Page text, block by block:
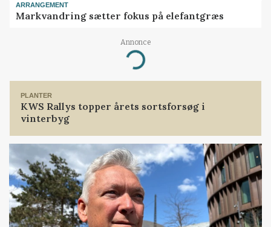
ARRANGEMENT
Markvandring sætter fokus på elefantgræs
Annonce
Loading...
PLANTER
KWS Rallys topper årets sortsforsøg i
vinterbyg